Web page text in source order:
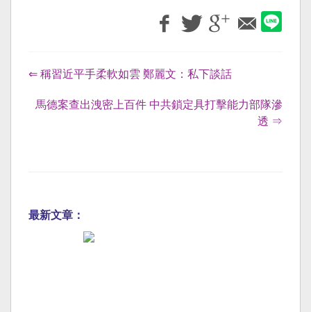
⇐ 稱習近平手柔軟如雲 鄭麗文：私下談話
馬德案查出洩密上百件 中共鎖定具打擊能力部隊滲
透 ⇒
最新文章：